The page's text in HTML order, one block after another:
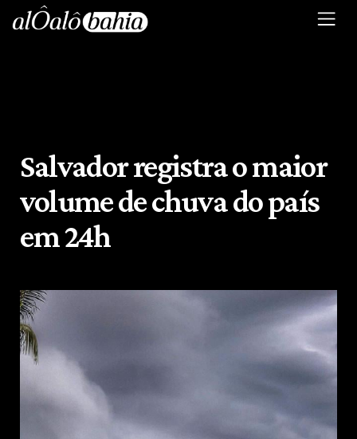
Salvador registra o maior
volume de chuva do país
em 24h